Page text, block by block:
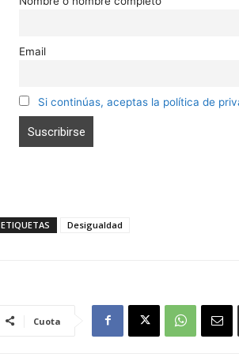
Email
Si continúas, aceptas la política de
ETIQUETAS Desigualdad
Cuota